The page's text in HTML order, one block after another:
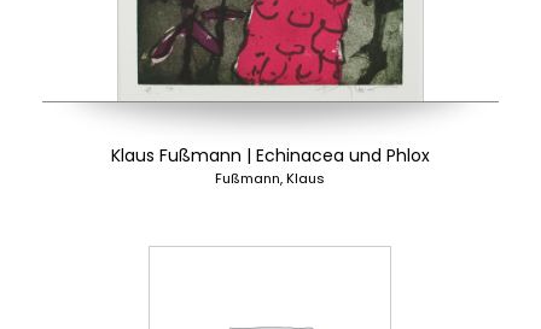
Klaus Fußmann | Echinacea und Phlox
Fußmann, Klaus